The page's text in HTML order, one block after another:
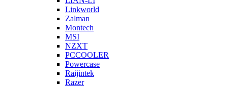
Linkworld
Zalman
Montech
MSI
NZXT
PCCOOLER
Powercase
Raijintek
Razer